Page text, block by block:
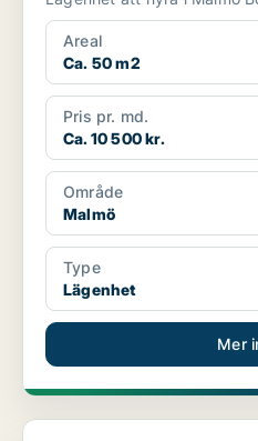
Areal
Ca. 50 m2
Pris pr. md.
Ca. 10 500 kr.
Område
Malmö
Type
Lägenhet
Mer
Lägenhet i Sofielund